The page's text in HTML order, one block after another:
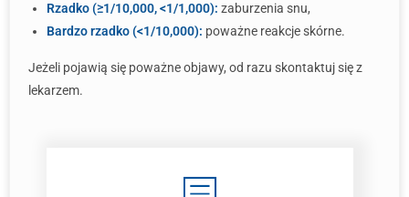
Rzadko (≥1/10,000, <1/1,000): zaburzenia snu,
Bardzo rzadko (<1/10,000): poważne reakcje skórne.
Jeżeli pojawią się poważne objawy, od razu skontaktuj się z
lekarzem.